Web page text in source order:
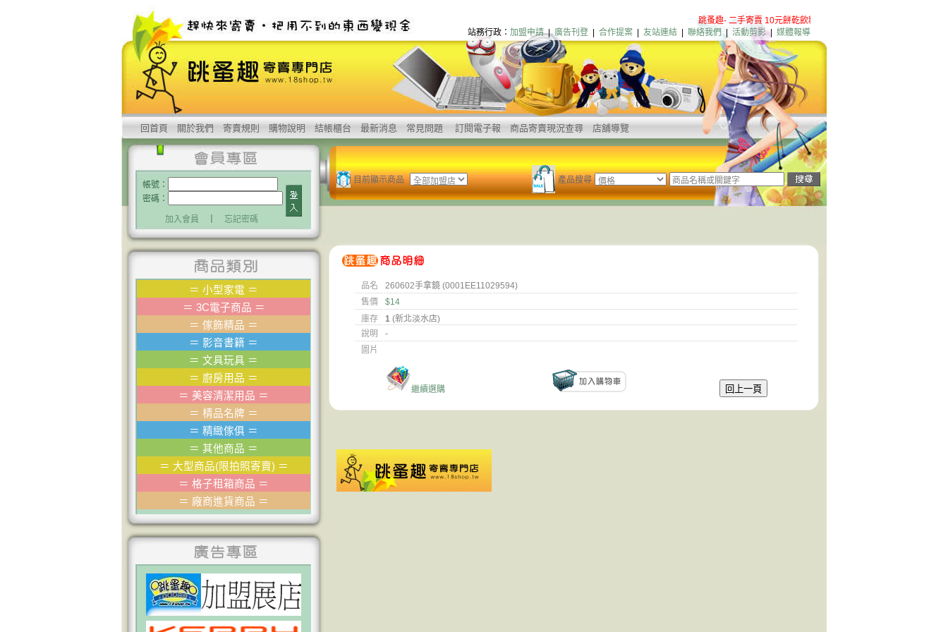
跳蚤趣- 二手寄賣 10元餅乾飲料 粉絲團歡迎加入
站務行政： 加盟申請|廣告刊登 合作提案 友站連結 聯絡我們 | 活動剪影| 媒體報導
回首頁 關於我們 寄賣規則 購物說明 結帳櫃台 最新消息 常見問題 訂閱電子報 商品寄賣現況查尋 店舖導覽
帳號：
密碼：
加入會員 忘記密碼
目前顯示商品 產品搜尋
＝ 小型家電 ＝
＝ 3C電子商品 ＝
＝ 傢飾精品 ＝
＝ 影音書籍 ＝
＝ 文具玩具 ＝
＝ 廚房用品 ＝
＝ 美容清潔用品 ＝
＝ 棈品名牌 ＝
＝ 精緻傢俱 ＝
＝ 其他商品 ＝
＝ 大型商品(限拍照寄賣) ＝
＝ 格子租箱商品 ＝
＝ 廠商進貨商品 ＝
品名
260602手拿鏡 (0001EE11029594)
售價
$14
庫存
1 (新北淡水店)
說明
-
圖片
繼續選購